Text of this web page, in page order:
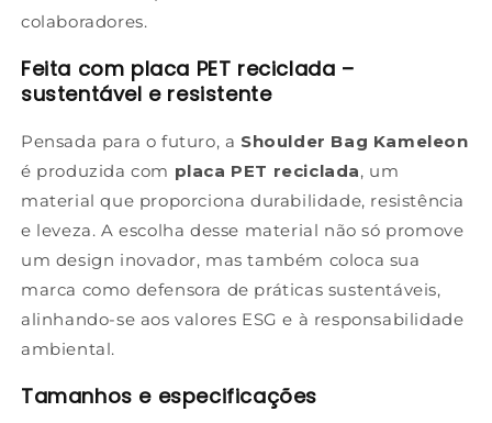
colaboradores.
Feita com placa PET reciclada –
sustentável e resistente
Pensada para o futuro, a Shoulder Bag Kameleon
é produzida com placa PET reciclada, um
material que proporciona durabilidade, resistência
e leveza. A escolha desse material não só promove
um design inovador, mas também coloca sua
marca como defensora de práticas sustentáveis,
alinhando-se aos valores ESG e à responsabilidade
ambiental.
Tamanhos e especificações